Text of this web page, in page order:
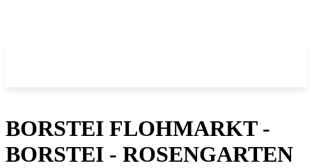
BORSTEI FLOHMARKT -
BORSTEI - ROSENGARTEN